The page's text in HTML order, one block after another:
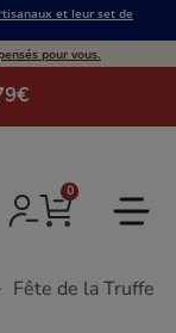
et leur set de
pour vous.
0
Fête de la Truffe